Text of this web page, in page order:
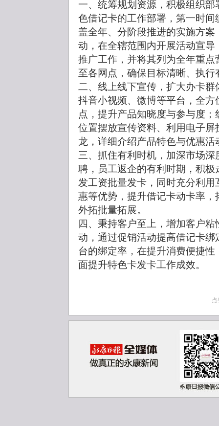
一、统筹规划资源，积极组织
色借记卡的工作部署，第一时
盖全年、分阶段推进的实施方案
动，在全辖范围内开展活动宣
推广工作，并将其列为全年重
至各网点，确保目标清晰、执行
二、线上线下宣传，扩大办卡
抖音小视频、微博等平台，全
点，提升产品知晓度与参与度
位置摆放宣传资料、利用电子
龙，详细介绍产品特色与优惠
三、抓住有利时机，加深市场
聘，员工返企的有利时期，积
发工资批量发卡，同时充分利
惠等优势，提升借记卡动卡率
外拓批量拓展。
四、秉持客户至上，增加客户
动，通过促销活动提高借记卡
台的绑定率，在提升消费便捷
面提升特色卡发卡工作成效。
点